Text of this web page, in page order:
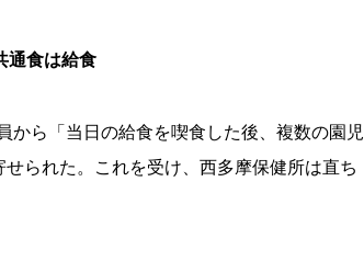
通食は給食
ら「当日の給食を喫食した後、複数の園児
られた。これを受け、西多摩保健所は直ち